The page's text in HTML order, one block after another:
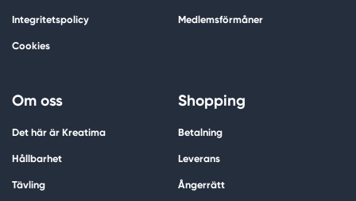
Integritetspolicy
Cookies
Medlemsförmåner
Om oss
Det här är Kreatima
Hållbarhet
Tävling
Shopping
Betalning
Leverans
Ångerrätt